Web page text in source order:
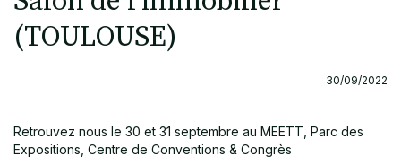
(TOULOUSE)
30/09/2022
Retrouvez nous le 30 et 31 septembre au MEETT, Parc des
Expositions, Centre de Conventions & Congrès